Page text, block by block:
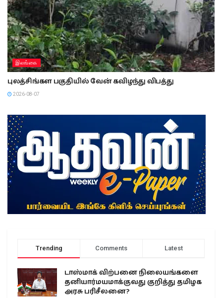
இலங்கை
புலத்சிங்கள பகுதியில் வேன் கவிழந்து விபத்து
2026-08-07
Trending Comments Latest
டாஸ்மாக் விற்பனை நிலையங்களை
தனியார்மயமாக்குவது குறித்து தமிழக
அரசு பரிசீலனை?